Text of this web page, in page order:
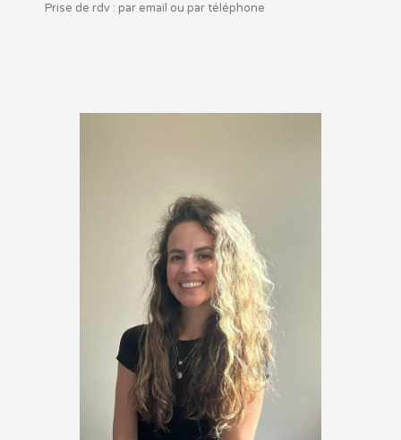
Prise de rdv : par email ou par téléphone